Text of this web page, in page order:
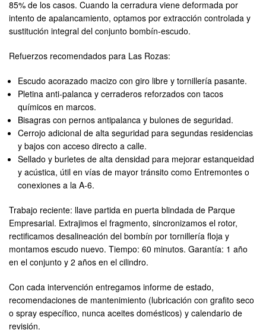
85% de los casos. Cuando la cerradura viene deformada por
intento de apalancamiento, optamos por extracción controlada y
sustitución integral del conjunto bombín-escudo.
Refuerzos recomendados para Las Rozas:
Escudo acorazado macizo con giro libre y tornillería pasante.
Pletina anti-palanca y cerraderos reforzados con tacos
químicos en marcos.
Bisagras con pernos antipalanca y bulones de seguridad.
Cerrojo adicional de alta seguridad para segundas residencias
y bajos con acceso directo a calle.
Sellado y burletes de alta densidad para mejorar estanqueidad
y acústica, útil en vías de mayor tránsito como Entremontes o
conexiones a la A‑6.
Trabajo reciente: llave partida en puerta blindada de Parque
Empresarial. Extrajimos el fragmento, sincronizamos el rotor,
rectificamos desalineación del bombín por tornillería floja y
montamos escudo nuevo. Tiempo: 60 minutos. Garantía: 1 año
en el conjunto y 2 años en el cilindro.
Con cada intervención entregamos informe de estado,
recomendaciones de mantenimiento (lubricación con grafito seco
o spray específico, nunca aceites domésticos) y calendario de
revisión.